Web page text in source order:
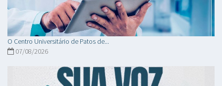
O Centro Universitário de Patos de...
07/08/2026